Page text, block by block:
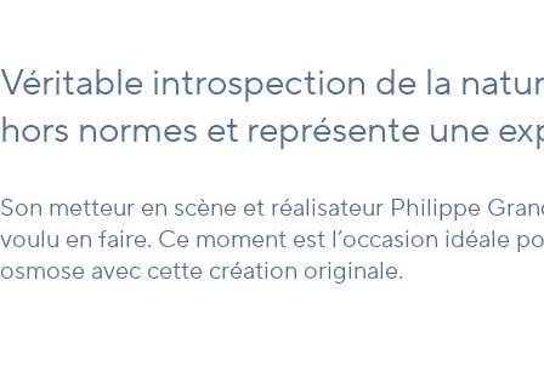
Véritable introspection de la
hors normes et représente une
Son metteur en scène et réalisateur Philippe
voulu en faire. Ce moment est l’occasion idéale
osmose avec cette création originale.